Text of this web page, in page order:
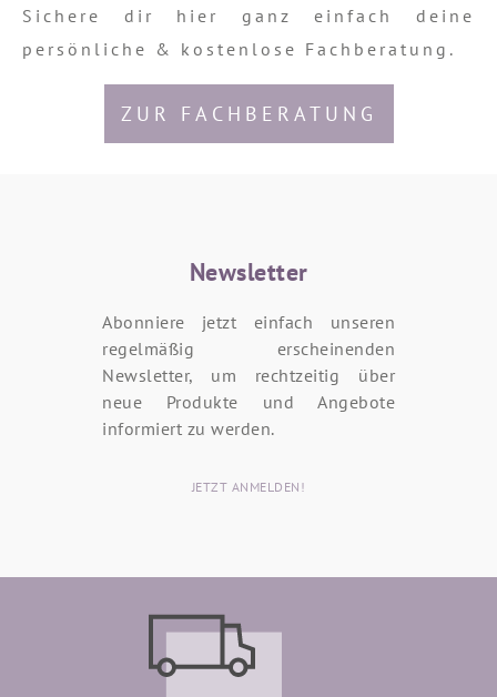
Sichere dir hier ganz einfach deine
persönliche & kostenlose Fachberatung.
ZUR FACHBERATUNG
Newsletter
Abonniere jetzt einfach unseren
regelmäßig erscheinenden
Newsletter, um rechtzeitig über
neue Produkte und Angebote
informiert zu werden.
JETZT ANMELDEN!